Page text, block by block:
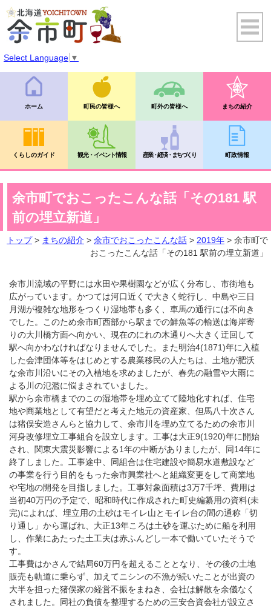
Select Language ▼
ホーム 町民の皆様へ 町外の皆様へ まちの紹介
くらしのガイド 観光・イベント情報 産業・経済・まちづくり 町政情報
余市町でおこったこんな話「その181 駅
前の埋立新道」
トップ> まちの紹介 > 余市でおこったこんな話 > 2019年 > 余市町で
おこったこんな話「その181 駅前の埋立新道」
余市川流域の平野には水田や果樹園などが広く分布し、市街地も
広がっています。かつては河口近くで大きく蛇行し、中島や三日
月湖が複雑な地形をつくり湿地帯も多く、車馬の通行には不向き
でした。このため余市町西部から駅までの鮮魚等の輸送は海岸寄
りの大川橋方面へ向かい、現在のにれの木通りへ大きく迂回して
駅へ向かわなければなりませんでした。また明治4(1871)年に入植
した会津団体等をはじめとする農業移民の人たちは、土地が肥沃
な余市川沿いにその入植地を求めましたが、春先の融雪や大雨に
よる川の氾濫に悩まされていました。
駅から余市橋までのこの湿地帯を埋め立てて陸地化すれば、住宅
地や商業地として有望だと考えた地元の資産家、但馬八十次さん
は猪俣安造さんらと協力して、余市川を埋め立てるための余市川
河身改修埋立工事組合を設立します。工事は大正9(1920)年に開始
され、関東大震災影響による1年の中断がありましたが、同14年に
終了しました。工事途中、同組合は住宅建設や簡易水道敷設など
の事業を行う目的をもった余市興業社へと組織変更をして商業地
や宅地の開発を目指しました。工事対象面積は3万7千坪、費用は
当初40万円の予定で、昭和時代に作成された町史編纂用の資料(未
完)によれば、埋立用の土砂はモイレ山とモイレ台の間の通称「切
り通し」から運ばれ、大正13年ころは土砂を運ぶために船を利用
し、作業にあたった土工夫は赤ふんどし一本で働いていたそうで
す。
工事費はかさんで結局60万円を超えることとなり、その後の土地
販売も軌道に乗らず、加えてニシンの不漁が続いたことが出資の
大半を担った猪俣家の経営不振をまねき、会社は解散を余儀なく
されました。同社の負債を整理するための三安合資会社が設立さ